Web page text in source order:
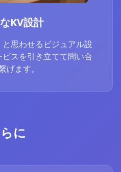
KV設計
思わせるビジュアル設
スを引き立てて問い合
げます。
に